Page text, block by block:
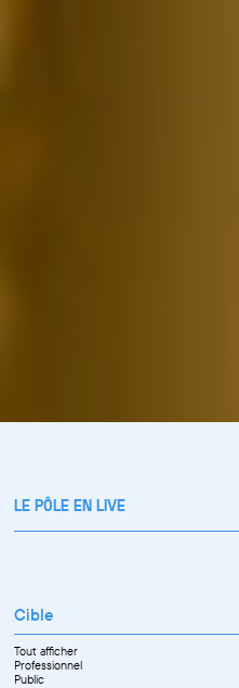
LE PÔLE EN LIVE
Cible
Tout afficher
Professionnel
Public